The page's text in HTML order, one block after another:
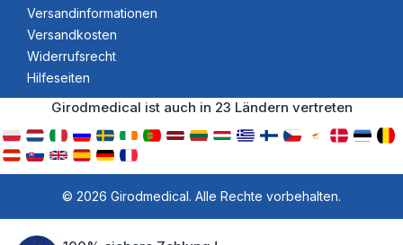
Versandinformationen
Versandkosten
Widerrufsrecht
Hilfeseiten
Girodmedical ist auch in 23 Ländern vertreten
© 2026 Girodmedical. Alle Rechte vorbehalten.